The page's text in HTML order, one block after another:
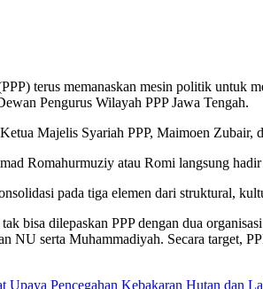
terus memanaskan mesin politik untuk
Pengurus Wilayah PPP Jawa Tengah.
Majelis Syariah PPP, Maimoen Zubair,
Romahurmuziy atau Romi langsung
pada tiga elemen dari struktural,
bisa dilepaskan PPP dengan dua
NU serta Muhammadiyah. Secara target,
Upaya Pencegahan Kebakaran Hutan dan